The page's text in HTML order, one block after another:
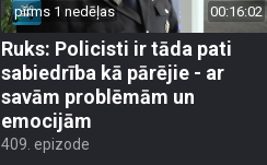
pirms 1 nedēļas 00:16:02
Ruks: Policisti ir tāda pati
sabiedrība kā pārējie - ar
savām problēmām un
emocijām
409. epizode